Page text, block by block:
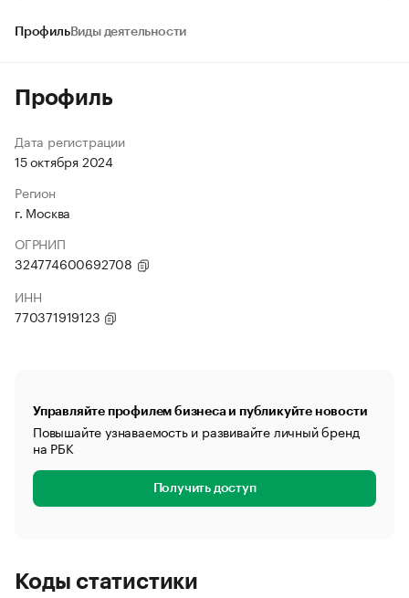
ПрофильВиды деятельности
Профиль
Дата регистрации
15 октября 2024
Регион
г. Москва
ОГРНИП
324774600692708
ИНН
770371919123
Управляйте профилем бизнеса и публикуйте новости
Повышайте узнаваемость и развивайте личный бренд
на РБК
Получить доступ
Коды статистики